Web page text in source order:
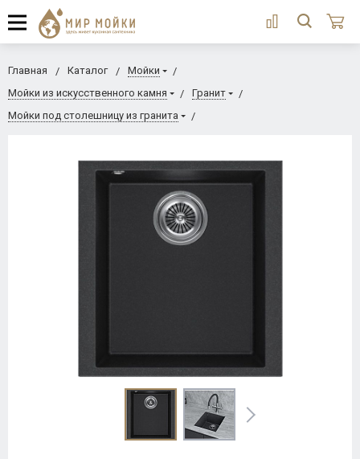
Главная Каталог
Мойки
Мойки из искусственного камня
Гранит
Мойки под столешницу из гранита